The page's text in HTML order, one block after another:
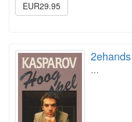
EUR29.95
…